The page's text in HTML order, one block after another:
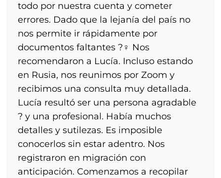
todo por nuestra cuenta y cometer
errores. Dado que la lejanía del país no
nos permite ir rápidamente por
documentos faltantes ?‍♀️ Nos
recomendaron a Lucía. Incluso estando
en Rusia, nos reunimos por Zoom y
recibimos una consulta muy detallada.
Lucía resultó ser una persona agradable
? y una profesional. Había muchos
detalles y sutilezas. Es imposible
conocerlos sin estar adentro. Nos
registraron en migración con
anticipación. Comenzamos a recopilar